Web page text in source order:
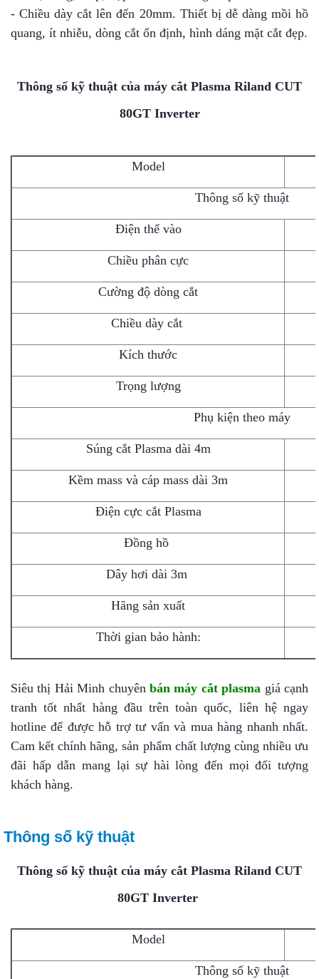
- Chiều dày cắt lên đến 20mm. Thiết bị dễ dàng mồi hồ
quang, ít nhiễu, dòng cắt ổn định, hình dáng mặt cắt đẹp.
Thông số kỹ thuật của máy cắt Plasma Riland CUT
80GT Inverter
Model
Thông số kỹ thuật
Điện thế vào
Chiều phân cực
Cường độ dòng cắt
Chiều dày cắt
Kích thước
Trọng lượng
Phụ kiện theo máy
Súng cắt Plasma dài 4m
Kềm mass và cáp mass dài 3m
Điện cực cắt Plasma
Đồng hồ
Dây hơi dài 3m
Hãng sản xuất
Thời gian bảo hành:
Siêu thị Hải Minh chuyên bán máy cắt plasma giá cạnh
tranh tốt nhất hàng đầu trên toàn quốc, liên hệ ngay
hotline để được hỗ trợ tư vấn và mua hàng nhanh nhất.
Cam kết chính hãng, sản phẩm chất lượng cùng nhiều ưu
đãi hấp dẫn mang lại sự hài lòng đến mọi đối tượng
khách hàng.
Thông số kỹ thuật
Thông số kỹ thuật của máy cắt Plasma Riland CUT
80GT Inverter
Model
Thông số kỹ thuật